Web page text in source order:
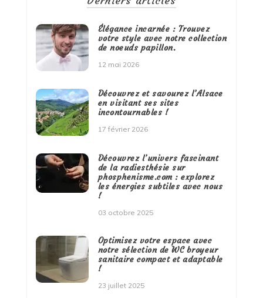
Élégance incarnée : Trouvez
votre style avec notre collection
de noeuds papillon.
12 mai 2026
Découvrez et savourez l’Alsace
en visitant ses sites
incontournables !
17 février 2026
Découvrez l’univers fascinant
de la radiesthésie sur
phosphenisme.com : explorez
les énergies subtiles avec nous
!
03 octobre 2025
Optimisez votre espace avec
notre sélection de WC broyeur
sanitaire compact et adaptable
!
23 juillet 2025